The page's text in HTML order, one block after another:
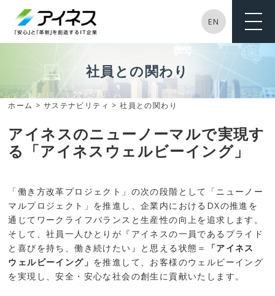
EN
ホーム > サステナビリティ > 社員との関わり
社員との関わり
アイネスのニューノーマルで実現す
る「アイネスウェルビーイング」
「働き方改革プロジェクト」の次の段階として「ニューノー
マルプロジェクト」を推進し、企業内におけるDXの推進を
通じてワークライフバランスと生産性の向上を追求します。
そして、社員一人ひとりが『アイネスの一員であるプライド
と喜びを持ち、働き続けたい』と思える状態＝
「アイネス
ウェルビーイング」 を推進して、お客様のウェルビーイング
を実現し、安全・安心な社会の創生に貢献いたします。